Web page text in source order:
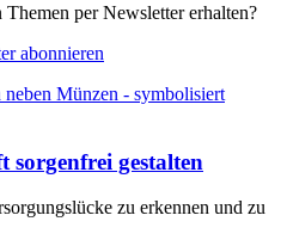
per Newsletter erhalten?
abonnieren
gestalten
zu erkennen und zu